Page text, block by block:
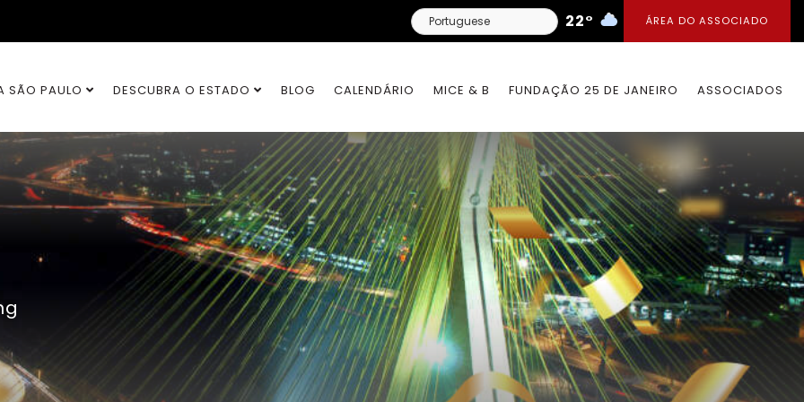
22° ÁREA DO ASSOCIADO
SÃO PAULO DESCUBRA O ESTADO BLOG CALENDÁRIO MICE & B FUNDAÇÃO 25 DE JANEIRO ASSOCIADOS